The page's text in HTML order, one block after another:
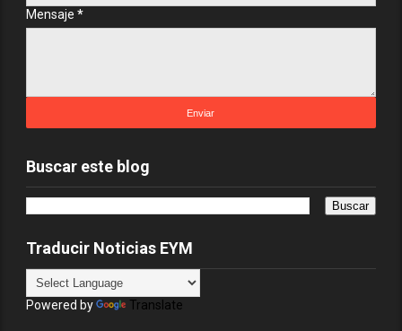
Mensaje *
Buscar este blog
Traducir Noticias EYM
Powered by Translate